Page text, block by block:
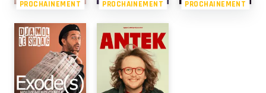
PROCHAINEMENT PROCHAINEMENT PROCHAINEMENT